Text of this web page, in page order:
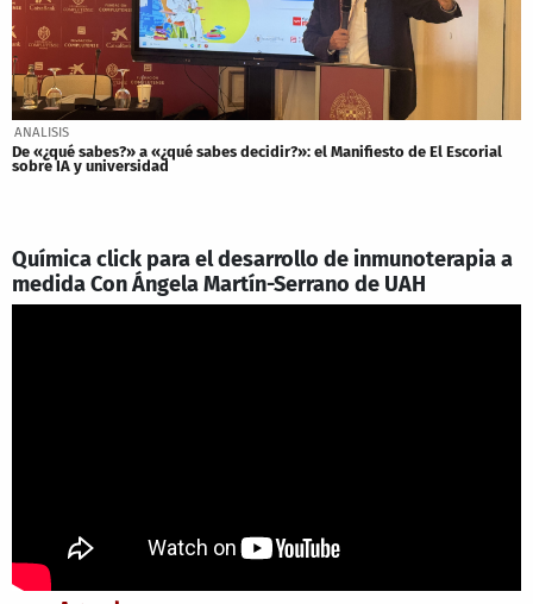
ANALISIS
De «¿qué sabes?» a «¿qué sabes decidir?»: el Manifiesto de El Escorial
sobre IA y universidad
Química click para el desarrollo de inmunoterapia a
medida Con Ángela Martín-Serrano de UAH